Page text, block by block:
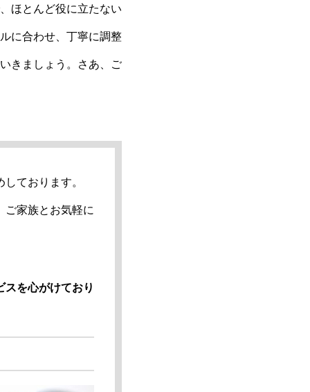
ほとんど役に立たない
に合わせ、丁寧に調整
きましょう。さあ、ご
しております。
ご家族とお気軽に
スを心がけており